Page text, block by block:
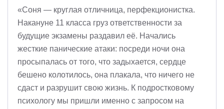
«Соня — круглая отличница, перфекционистка.
Накануне 11 класса груз ответственности за
будущие экзамены раздавил её. Начались
жесткие панические атаки: посреди ночи она
просыпалась от того, что задыхается, сердце
бешено колотилось, она плакала, что ничего не
сдаст и разрушит свою жизнь. К подростковому
психологу мы пришли именно с запросом на